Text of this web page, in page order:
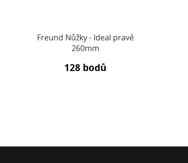
Freund Nůžky - Ideal pravé
260mm
128 bodů